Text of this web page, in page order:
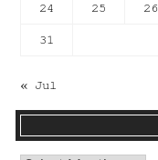
24 25 26
31
« Jul